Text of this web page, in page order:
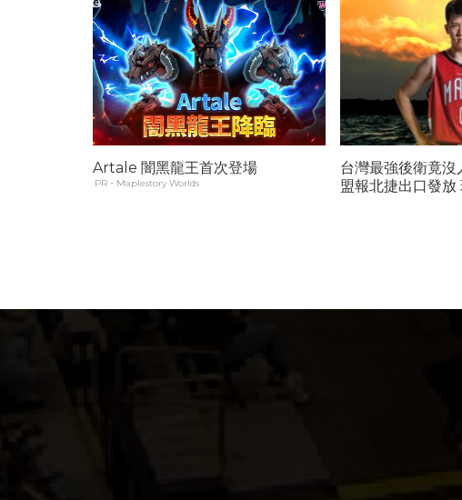
Artale 闇黑龍王首次登場
PR・Maplestory Worlds
台灣最強後衛竟沒
盟報北捷出口發放